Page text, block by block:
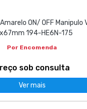
ON/ OFF Manipulo
194-HE6N-175
Por Encomenda
sob consulta
Ver mais